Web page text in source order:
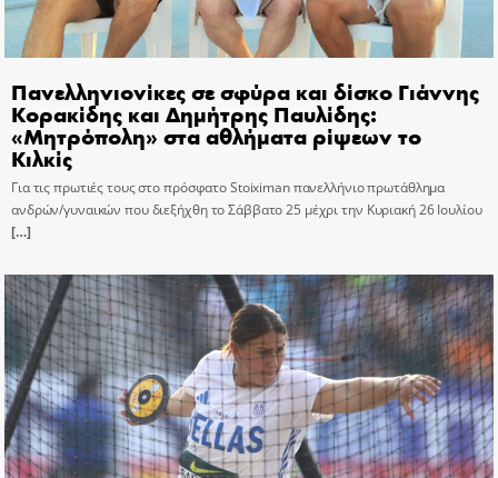
Πανελληνιονίκες σε σφύρα και δίσκο Γιάννης
Κορακίδης και Δημήτρης Παυλίδης:
«Μητρόπολη» στα αθλήματα ρίψεων το
Κιλκίς
Για τις πρωτιές τους στο πρόσφατο Stoiximan πανελλήνιο πρωτάθλημα
ανδρών/γυναικών που διεξήχθη το Σάββατο 25 μέχρι την Κυριακή 26 Ιουλίου
[…]